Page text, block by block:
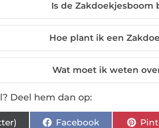
Is de Zakdoekjesboom
Hoe plant ik een
Wat moet ik weten
Deel hem dan op:
Facebook